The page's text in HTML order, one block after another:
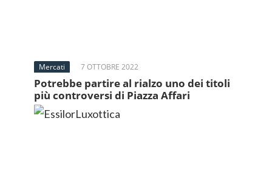
Mercati 7 OTTOBRE 2022
Potrebbe partire al rialzo uno dei titoli
più controversi di Piazza Affari